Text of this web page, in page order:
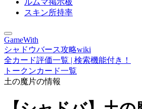
ルムマ掲示板
スキン所持率
GameWith
シャドウバース攻略wiki
全カード評価一覧 | 検索機能付き！
トークンカード一覧
土の魔片の情報